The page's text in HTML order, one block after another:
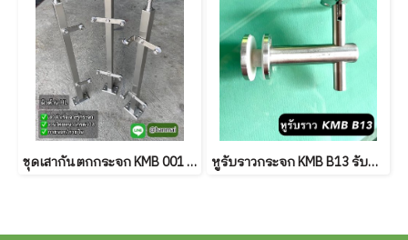
ชุดเสากันตกกระจก KMB 001 ผิวด้าน หูรับราวกระจก KMB B13 รับกลม